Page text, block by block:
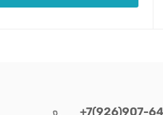
+7(926)907-